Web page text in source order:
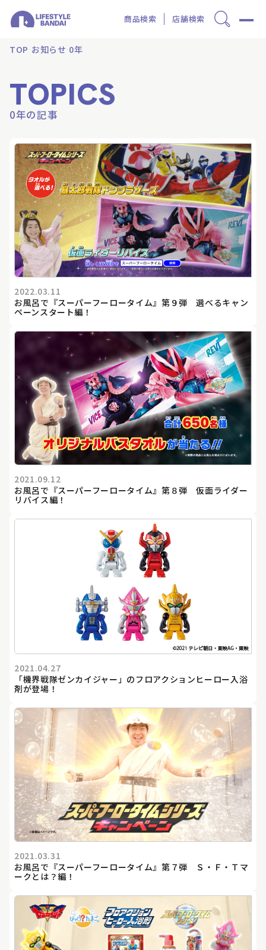
商品検索 店舗検索
TOP お知らせ 0年
TOPICS
0年の記事
2022.03.11
お風呂で『スーパーフーロータイム』第９弾 選べるキャン
ペーンスタート編！
2021.09.12
お風呂で『スーパーフーロータイム』第８弾 仮面ライダー
リバイス編！
2021.04.27
「機界戦隊ゼンカイジャー」のフロアクションヒーロー入浴
剤が登場！
2021.03.31
お風呂で『スーパーフーロータイム』第７弾 Ｓ・Ｆ・Ｔマ
ークとは？編！